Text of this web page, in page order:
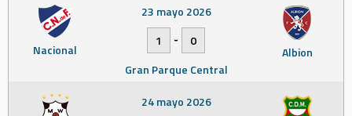
Nacional Albion
23 mayo 2026
1
-
0
Gran Parque Central
24 mayo 2026